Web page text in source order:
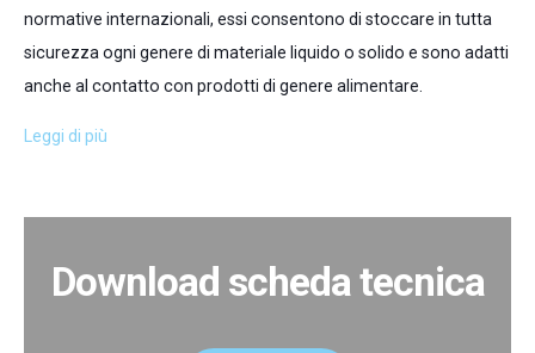
normative internazionali, essi consentono di stoccare in tutta
sicurezza ogni genere di materiale liquido o solido e sono adatti
anche al contatto con prodotti di genere alimentare.
Leggi di più
Download scheda tecnica